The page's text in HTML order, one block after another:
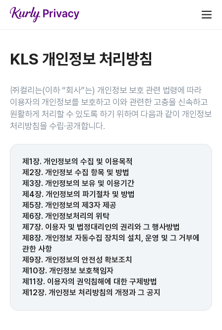
KLS 개인정보 처리방침
㈜컬리는(이하 “회사”는) 개인정보 보호 관련 법령에 따라
이용자의 개인정보를 보호하고 이와 관련한 고충을 신속하고
원활하게 처리할 수 있도록 하기 위하여 다음과 같이 개인정보
처리방침을 수립·공개합니다.
제1장. 개인정보의 수집 및 이용목적
제2장. 개인정보 수집 항목 및 방법
제3장. 개인정보의 보유 및 이용기간
제4장. 개인정보의 파기절차 및 방법
제5장. 개인정보의 제3자 제공
제6장. 개인정보처리의 위탁
제7장. 이용자 및 법정대리인의 권리와 그 행사방법
제8장. 개인정보 자동수집 장치의 설치, 운영 및 그 거부에
관한 사항
제9장. 개인정보의 안전성 확보조치
제10장. 개인정보 보호책임자
제11장. 이용자의 권익침해에 대한 구제방법
제12장. 개인정보 처리방침의 개정과 그 공지